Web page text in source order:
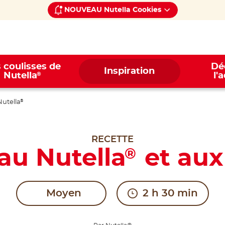
NOUVEAU Nutella Cookies
coulisses de
Nutella® Inspiration
®
RECETTE
Nutella® et
Moyen 2 h 30 min